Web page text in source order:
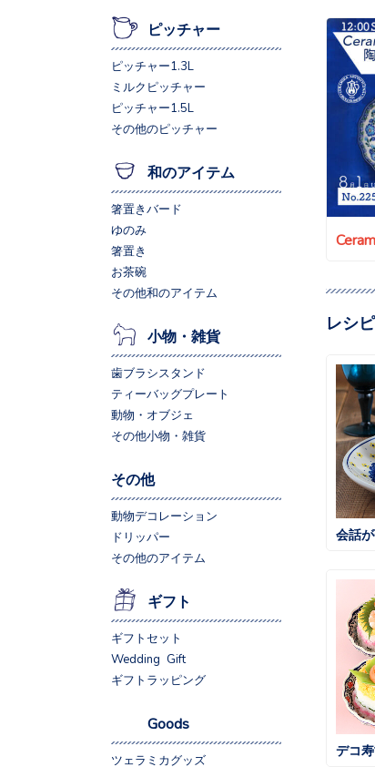
レシピ
会話
デコ寿
ピッチャー
ピッチャー1.3L
ミルクピッチャー
ピッチャー1.5L
その他のピッチャー
和のアイテム
箸置きバード
ゆのみ
箸置き
お茶碗
その他和のアイテム
小物・雑貨
歯ブラシスタンド
ティーバッグプレート
動物・オブジェ
その他小物・雑貨
その他
動物デコレーション
ドリッパー
その他のアイテム
ギフト
ギフトセット
Wedding Gift
ギフトラッピング
Goods
ツェラミカグッズ